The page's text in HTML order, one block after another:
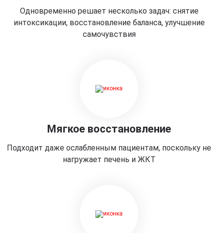
Одновременно решает несколько задач: снятие
интоксикации, восстановление баланса, улучшение
самочувствия
Мягкое восстановление
Подходит даже ослабленным пациентам, поскольку не
нагружает печень и ЖКТ